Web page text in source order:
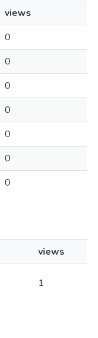
views
0
0
0
0
0
0
0
views
1